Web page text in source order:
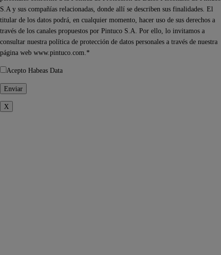
S.A y sus compañías relacionadas, donde allí se describen sus finalidades. El
titular de los datos podrá, en cualquier momento, hacer uso de sus derechos a
través de los canales propuestos por Pintuco S.A. Por ello, lo invitamos a
consultar nuestra política de protección de datos personales a través de nuestra
página web www.pintuco.com.*
Acepto Habeas Data
X